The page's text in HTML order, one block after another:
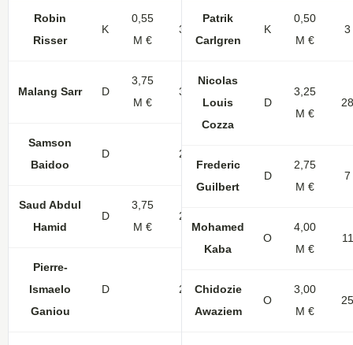
Robin
Risser
K
0,55
M €
31
Malang Sarr D
3,75
M €
30
Samson
Baidoo
D 21
Saud Abdul
Hamid
D
3,75
M €
24
Pierre-
Ismaelo
Ganiou
D 20 3
Patrik
Carlgren
K
0,50
M €
3
Nicolas
Louis
Cozza
D
3,25
M €
28
Frederic
Guilbert
D
2,75
M €
7
Mohamed
Kaba
O
4,00
M €
11
Chidozie
Awaziem
O
3,00
M €
25